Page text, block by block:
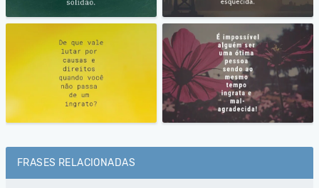
FRASES RELACIONADAS